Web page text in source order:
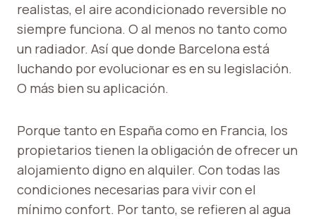
realistas, el aire acondicionado reversible no
siempre funciona. O al menos no tanto como
un radiador. Así que donde Barcelona está
luchando por evolucionar es en su legislación.
O más bien su aplicación.
Porque tanto en España como en Francia, los
propietarios tienen la obligación de ofrecer un
alojamiento digno en alquiler. Con todas las
condiciones necesarias para vivir con el
mínimo confort. Por tanto, se refieren al agua